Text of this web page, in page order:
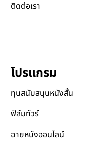
ติดต่อเรา
โปรแกรม
ทุนสนับสนุนหนังสั้น
ฟิล์มทัวร์
ฉายหนังออนไลน์